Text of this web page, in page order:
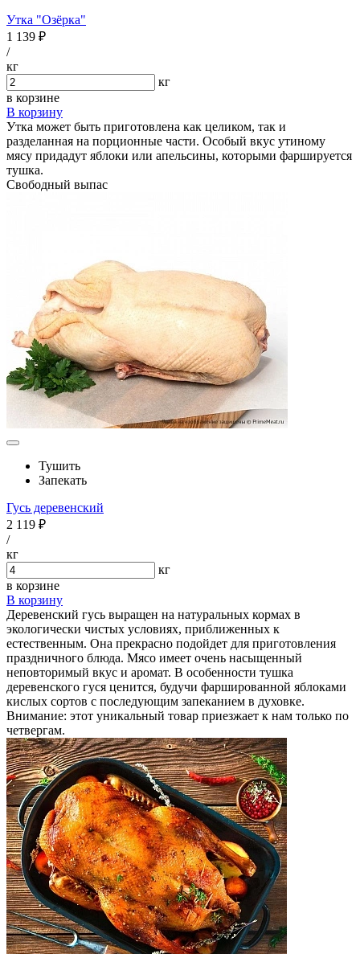
Утка "Озёрка"
1 139 ₽
/
кг
кг
в корзине
В корзину
Утка может быть приготовлена как целиком, так и
разделанная на порционные части. Особый вкус утиному
мясу придадут яблоки или апельсины, которыми фаршируется
тушка.
Свободный выпас
Тушить
Запекать
Гусь деревенский
2 119 ₽
/
кг
кг
в корзине
В корзину
Деревенский гусь выращен на натуральных кормах в
экологически чистых условиях, приближенных к
естественным. Она прекрасно подойдет для приготовления
праздничного блюда. Мясо имеет очень насыщенный
неповторимый вкус и аромат. В особенности тушка
деревенского гуся ценится, будучи фаршированной яблоками
кислых сортов с последующим запеканием в духовке.
Внимание: этот уникальный товар приезжает к нам только по
четвергам.